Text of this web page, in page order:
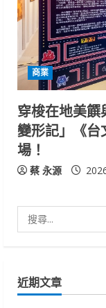
商業
穿梭在地美
變形記」《
場！
蔡 永源
尋
字:
近期文章